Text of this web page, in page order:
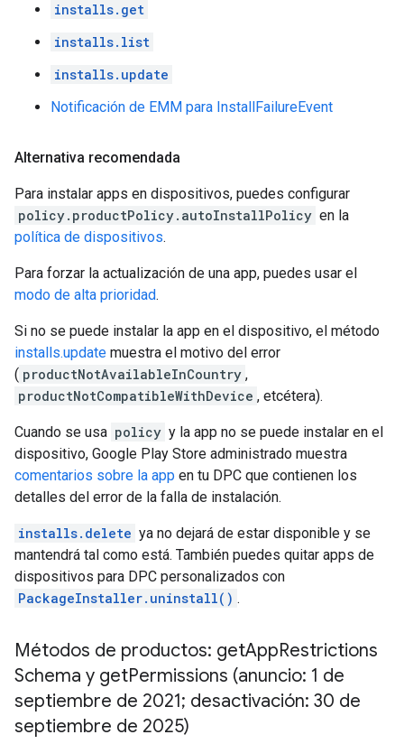
installs.get
installs.list
installs.update
Notificación de EMM para InstallFailureEvent
Alternativa recomendada
Para instalar apps en dispositivos, puedes configurar
policy.productPolicy.autoInstallPolicy en la
política de dispositivos.
Para forzar la actualización de una app, puedes usar el
modo de alta prioridad.
Si no se puede instalar la app en el dispositivo, el método
installs.update muestra el motivo del error
( productNotAvailableInCountry ,
productNotCompatibleWithDevice , etcétera).
Cuando se usa policy y la app no se puede instalar en el
dispositivo, Google Play Store administrado muestra
comentarios sobre la app en tu DPC que contienen los
detalles del error de la falla de instalación.
installs.delete ya no dejará de estar disponible y se
mantendrá tal como está. También puedes quitar apps de
dispositivos para DPC personalizados con
PackageInstaller.uninstall() .
Métodos de productos: getAppRestrictions
Schema y getPermissions (anuncio: 1 de
septiembre de 2021; desactivación: 30 de
septiembre de 2025)